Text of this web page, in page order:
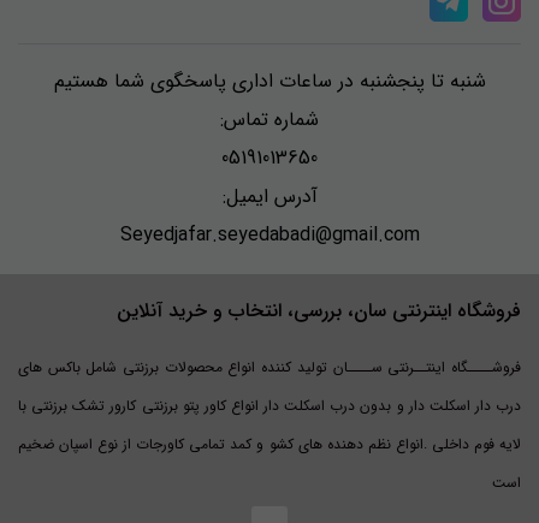
شنبه تا پنجشنبه در ساعات اداری پاسخگوی شما هستیم
شماره تماس:
05191013650
آدرس ایمیل:
Seyedjafar.seyedabadi@gmail.com
فروشگاه اینترنتی سان، بررسی، انتخاب و خرید آنلاین
فروشــــگاه اینتــرنتی ســــان تولید کننده انواع محصولات برزنتی شامل باکس های
درب دار اسکلت دار و بدون درب اسکلت دار انواع کاور پتو برزنتی کارور تشک برزنتی با
لایه فوم داخلی .انواع نظم دهنده های کشو و کمد تمامی کاورجات از نوع اسپان ضخیم
است